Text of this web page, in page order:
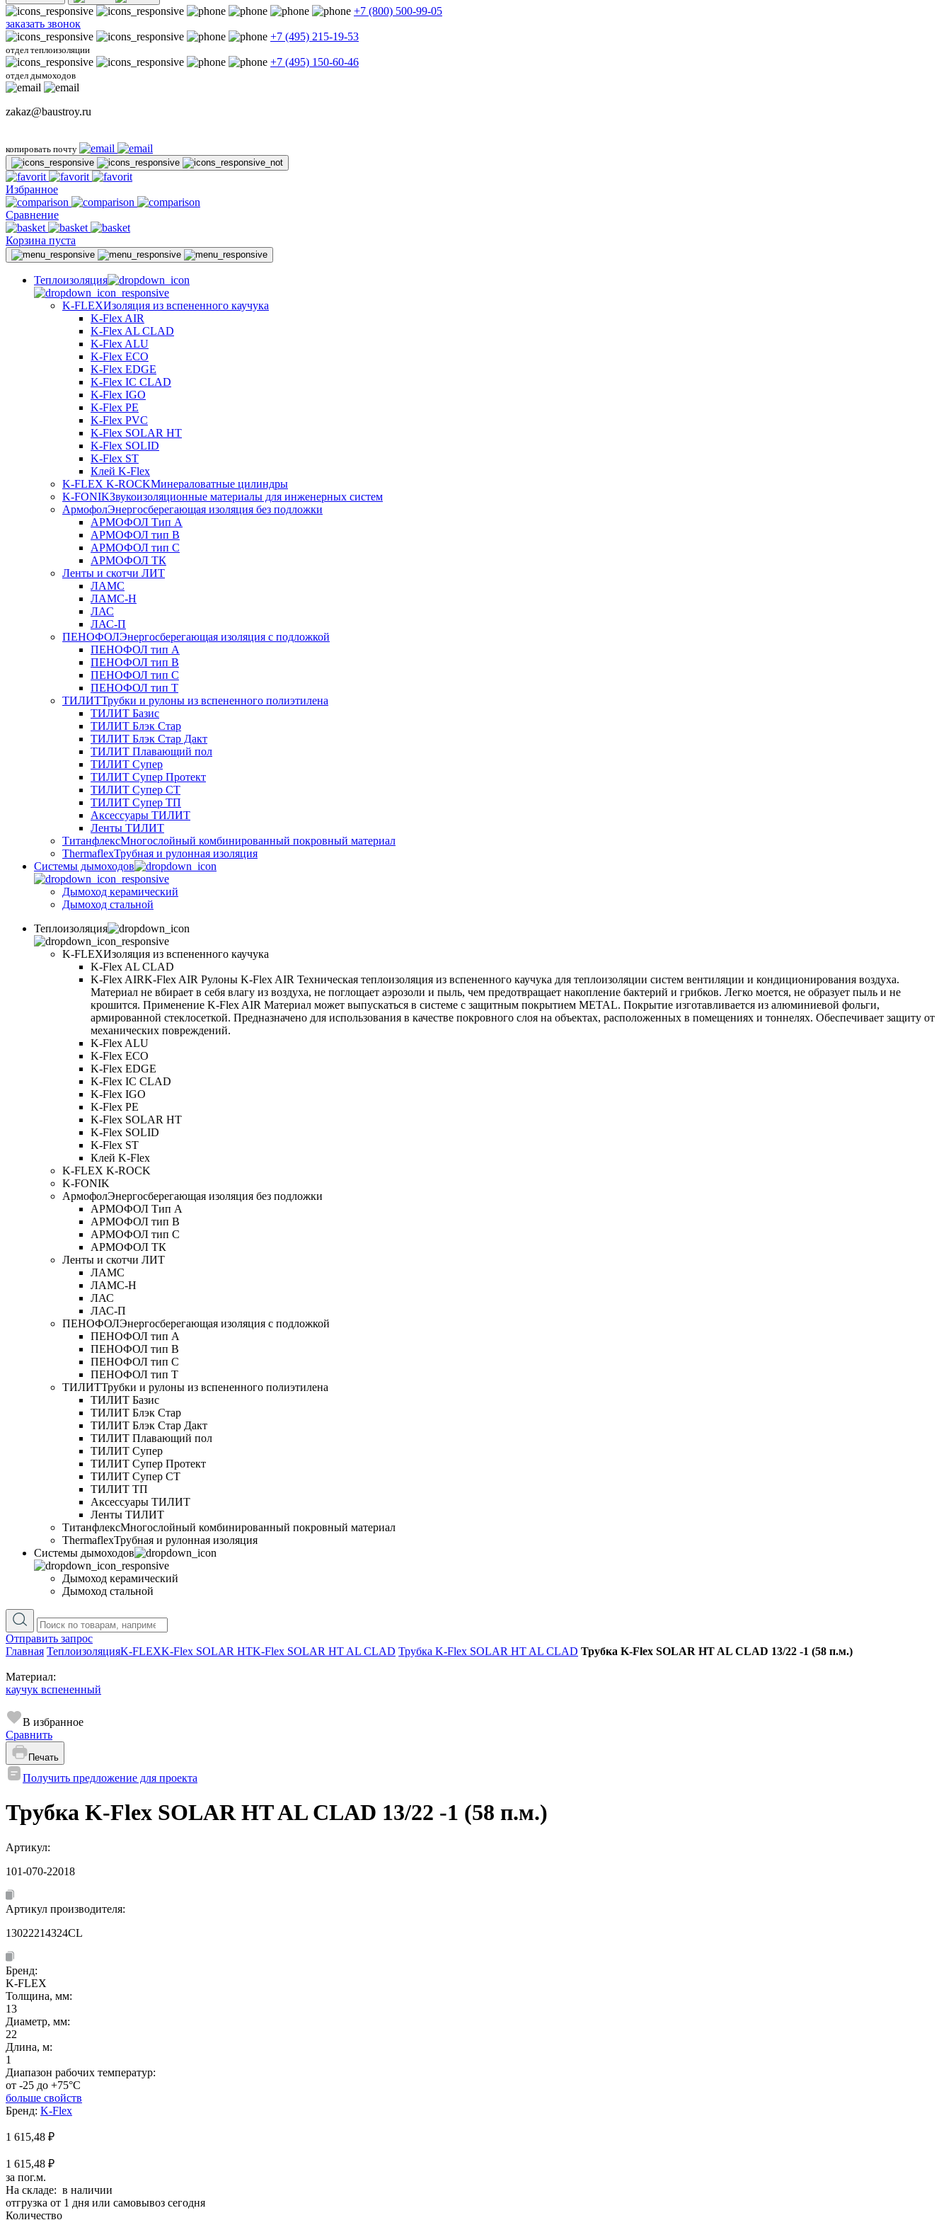
+7 (800) 500-99-05
заказать звонок
+7 (495) 215-19-53
отдел теплоизоляции
+7 (495) 150-60-46
отдел дымоходов
zakaz@baustroy.ru
копировать почту
Избранное
Сравнение
Корзина пуста
Теплоизоляция
K-FLEXИзоляция из вспененного каучука
K-Flex AIR
K-Flex AL CLAD
K-Flex ALU
K-Flex ECO
K-Flex EDGE
K-Flex IC CLAD
K-Flex IGO
K-Flex PE
K-Flex PVC
K-Flex SOLAR HT
K-Flex SOLID
K-Flex ST
Клей K-Flex
K-FLEX K-ROCKМинераловатные цилиндры
K-FONIKЗвукоизоляционные материалы для инженерных систем
АрмофолЭнергосберегающая изоляция без подложки
АРМОФОЛ Тип А
АРМОФОЛ тип В
АРМОФОЛ тип C
АРМОФОЛ ТК
Ленты и скотчи ЛИТ
ЛАМС
ЛАМС-Н
ЛАС
ЛАС-П
ПЕНОФОЛЭнергосберегающая изоляция с подложкой
ПЕНОФОЛ тип А
ПЕНОФОЛ тип B
ПЕНОФОЛ тип C
ПЕНОФОЛ тип T
ТИЛИТТрубки и рулоны из вспененного полиэтилена
ТИЛИТ Базис
ТИЛИТ Блэк Стар
ТИЛИТ Блэк Стар Дакт
ТИЛИТ Плавающий пол
ТИЛИТ Супер
ТИЛИТ Супер Протект
ТИЛИТ Супер СТ
ТИЛИТ Супер ТП
Аксессуары ТИЛИТ
Ленты ТИЛИТ
ТитанфлексМногослойный комбинированный покровный материал
ThermaflexТрубная и рулонная изоляция
Cистемы дымоходов
Дымоход керамический
Дымоход стальной
Теплоизоляция
K-FLEXИзоляция из вспененного каучука
K-Flex AL CLAD
K-Flex AIRK-Flex AIR Рулоны K-Flex AIR Техническая теплоизоляция из вспененного каучука для теплоизоляции систем вентиляции и кондиционирования воздуха.
Материал не вбирает в себя влагу из воздуха, не поглощает аэрозоли и пыль, чем предотвращает накопление бактерий и грибков. Легко моется, не образует пыль и не
крошится. Применение K-Flex AIR Материал может выпускаться в системе c защитным покрытием METAL. Покрытие изготавливается из алюминиевой фольги,
армированной стеклосеткой. Предназначено для использования в качестве покровного слоя на объектах, расположенных в помещениях и тоннелях. Обеспечивает защиту от
механических повреждений.
K-Flex ALU
K-Flex ECO
K-Flex EDGE
K-Flex IC CLAD
K-Flex IGO
K-Flex PE
K-Flex SOLAR HT
K-Flex SOLID
K-Flex ST
Клей K-Flex
K-FLEX K-ROCK
K-FONIK
АрмофолЭнергосберегающая изоляция без подложки
АРМОФОЛ Тип А
АРМОФОЛ тип В
АРМОФОЛ тип C
АРМОФОЛ ТК
Ленты и скотчи ЛИТ
ЛАМС
ЛАМС-Н
ЛАС
ЛАС-П
ПЕНОФОЛЭнергосберегающая изоляция с подложкой
ПЕНОФОЛ тип А
ПЕНОФОЛ тип B
ПЕНОФОЛ тип C
ПЕНОФОЛ тип T
ТИЛИТТрубки и рулоны из вспененного полиэтилена
ТИЛИТ Базис
ТИЛИТ Блэк Стар
ТИЛИТ Блэк Стар Дакт
ТИЛИТ Плавающий пол
ТИЛИТ Супер
ТИЛИТ Супер Протект
ТИЛИТ Супер СТ
ТИЛИТ ТП
Аксессуары ТИЛИТ
Ленты ТИЛИТ
ТитанфлексМногослойный комбинированный покровный материал
ThermaflexТрубная и рулонная изоляция
Cистемы дымоходов
Дымоход керамический
Дымоход стальной
Отправить запрос
Главная ТеплоизоляцияK-FLEXK-Flex SOLAR HTK-Flex SOLAR HT AL CLAD Трубка K-Flex SOLAR HT AL CLAD Трубка K-Flex SOLAR HT AL CLAD 13/22 -1 (58 п.м.)
Материал:
каучук вспененный
В избранное
Сравнить
Печать
Получить предложение для проекта
Трубка K-Flex SOLAR HT AL CLAD 13/22 -1 (58 п.м.)
Артикул:
101-070-22018
Артикул производителя:
13022214324CL
Бренд:
K-FLEX
Толщина, мм:
13
Диаметр, мм:
22
Длина, м:
1
Диапазон рабочих температур:
от -25 до +75°C
больше свойств
Бренд: K-Flex
1 615,48 ₽
1 615,48 ₽
за пог.м.
На складе: в наличии
отгрузка от 1 дня или самовывоз сегодня
Количество